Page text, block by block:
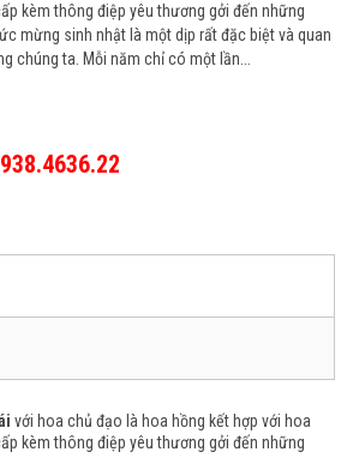
kèm thông điệp yêu thương gởi đến những
mừng sinh nhật là một dịp rất đặc biệt và quan
chúng ta. Mỗi năm chỉ có một lần...
với hoa chủ đạo là hoa hồng kết hợp với hoa
kèm thông điệp yêu thương gởi đến những